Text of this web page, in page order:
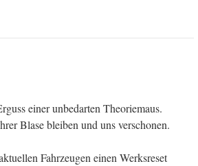
einer unbedarten Theoriemaus.
Blase bleiben und uns verschonen.
Fahrzeugen einen Werksreset